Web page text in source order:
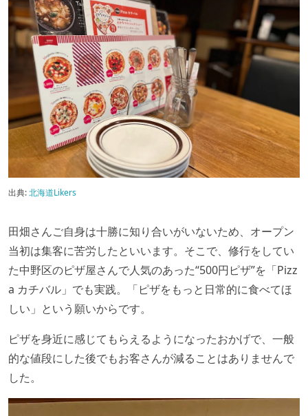
出典:北海道Likers
田畑さんご自身は十勝に知り合いがいないため、オープン
当初は集客に苦労したといいます。そこで、修行をしてい
た中野区のピザ屋さんで人気のあった“500円ピザ”を「Pizz
a カチバル」でも実践。「ピザをもっと日常的に食べてほ
しい」という願いからです。
ピザを身近に感じてもらえるようになったおかげで、一般
的な値段にした後でもお客さんが減ることはありませんで
した。